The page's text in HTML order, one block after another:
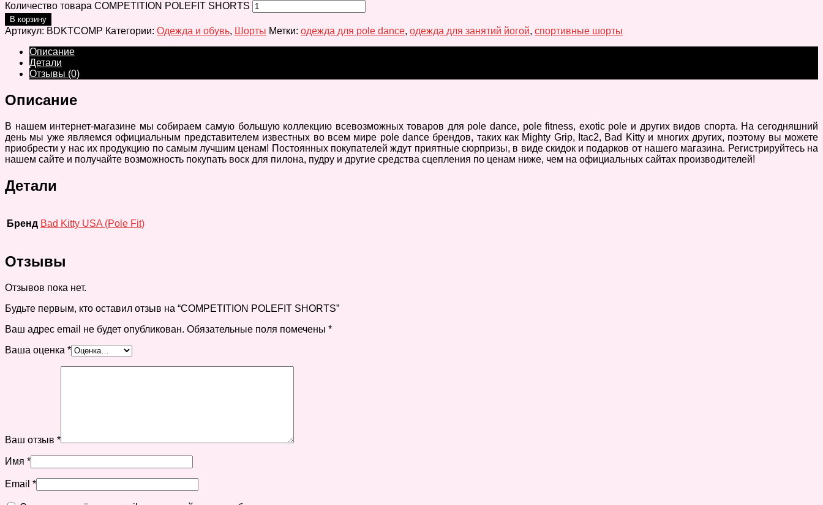
Количество товара COMPETITION POLEFIT SHORTS
В корзину
Артикул: BDKTCOMP Категории: Одежда и обувь, Шорты Метки: одежда для pole dance, одежда для занятий йогой, спортивные шорты
Описание
Детали
Отзывы (0)
Описание
В нашем интернет-магазине мы собираем самую большую коллекцию всевозможных товаров для pole danсe, pole fitness, exotic pole и других видов спорта. На сегодняшний
день мы уже являемся официальным представителем известных во всем мире pole dance брендов, таких как Mighty Grip, Itac2, Bad Kitty и многих других, поэтому вы можете
приобрести у нас их продукцию по самым лучшим ценам! Постоянных покупателей ждут приятные сюрпризы, в виде скидок и подарков от нашего магазина. Регистрируйтесь на
нашем сайте и получайте возможность покупать воск для пилона, пудру и другие средства сцепления по ценам ниже, чем на официальных сайтах производителей!
Детали
Бренд Bad Kitty USA (Pole Fit)
Отзывы
Отзывов пока нет.
Будьте первым, кто оставил отзыв на “COMPETITION POLEFIT SHORTS”
Ваш адрес email не будет опубликован. Обязательные поля помечены *
Ваша оценка *
Ваш отзыв *
Имя *
Email *